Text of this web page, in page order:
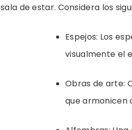
sala de estar. Considera los
Espejos: Los
visualmente el
Obras de arte:
que armonicen